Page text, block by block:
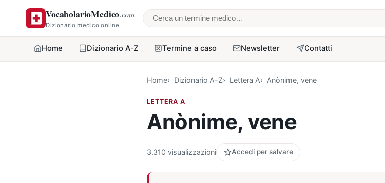
VocabolarioMedico.com
Dizionario medico online Cerca un termine medico
Home Dizionario A-Z Termine a caso Newsletter Contatti
Home Dizionario A-Z Lettera A Anònime, vene
LETTERA A
Anònime, vene
3.310 visualizzazioni Accedi per salvare